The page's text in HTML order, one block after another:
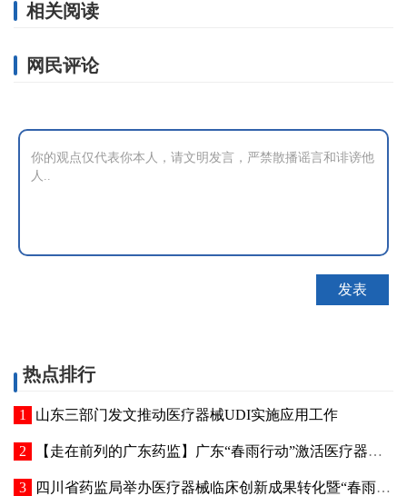
相关阅读
网民评论
热点排行
山东三部门发文推动医疗器械UDI实施应用工作
【走在前列的广东药监】广东“春雨行动”激活医疗器械创新动能
四川省药监局举办医疗器械临床创新成果转化暨“春雨行动”宣贯培训会